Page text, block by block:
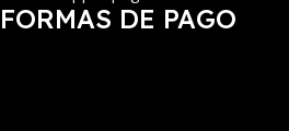
FORMAS DE PAGO